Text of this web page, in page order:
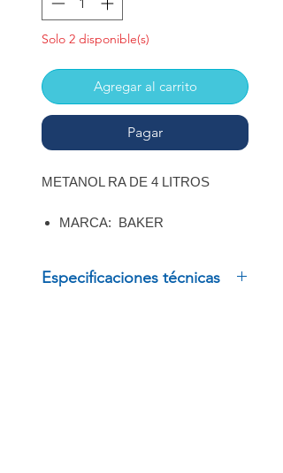
Solo 2 disponible(s)
Agregar al carrito
Pagar
METANOL RA DE 4 LITROS
MARCA: BAKER
Especificaciones técnicas